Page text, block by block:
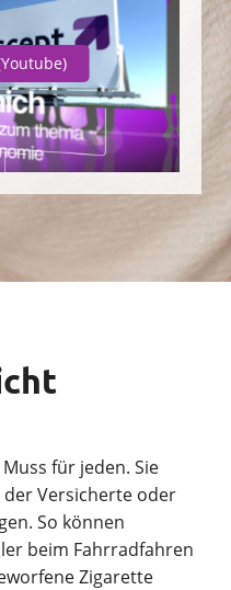
für jeden. Sie
der Versicherte oder
So können
beim Fahrradfahren
Zigarette